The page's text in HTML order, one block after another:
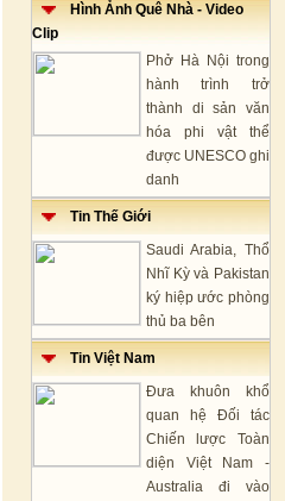
Hình Ảnh Quê Nhà - Video
Clip
Phở Hà Nội trong
hành trình trở
thành di sản văn
hóa phi vật thể
được UNESCO ghi
danh
Tin Thế Giới
Saudi Arabia, Thổ
Nhĩ Kỳ và Pakistan
ký hiệp ước phòng
thủ ba bên
Tin Việt Nam
Đưa khuôn khổ
quan hệ Đối tác
Chiến lược Toàn
diện Việt Nam -
Australia đi vào